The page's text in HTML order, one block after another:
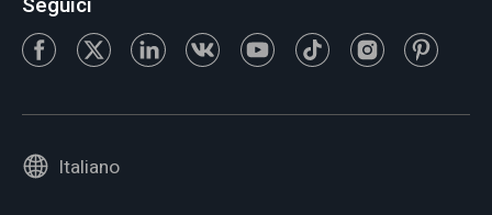
Italiano